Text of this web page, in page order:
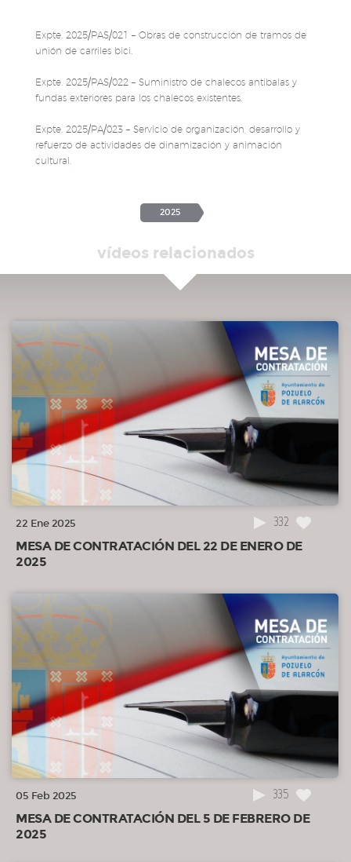
Expte. 2025/PAS/021 – Obras de construcción de tramos de
unión de carriles bici.
Expte. 2025/PAS/022 – Suministro de chalecos antibalas y
fundas exteriores para los chalecos existentes.
Expte. 2025/PA/023 – Servicio de organización, desarrollo y
refuerzo de actividades de dinamización y animación
cultural.
2025
vídeos relacionados
22 Ene 2025 332
MESA DE CONTRATACIÓN DEL 22 DE ENERO DE
2025
05 Feb 2025 335
MESA DE CONTRATACIÓN DEL 5 DE FEBRERO DE
2025